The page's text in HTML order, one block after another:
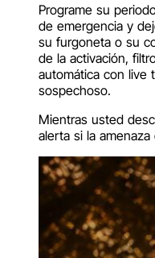
Programe su
de emergencia y
su furgoneta o su
de la activación,
automática con live
sospechoso.
Mientras usted
alerta si la amenaza